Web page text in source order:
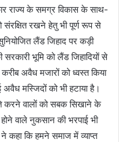
राज्य के समग्र विकास के साथ-
रखने हेतु भी पूर्ण रूप से
लैंड जिहाद पर कड़ी
भूमि को लैंड जिहादियों से
अवैध मजारों को ध्वस्त किया
मस्जिदों को भी हटाया है।
करने वालों को सबक सिखाने के
वाले नुकसान की भरपाई भी
कहा कि हमने समाज में व्याप्त